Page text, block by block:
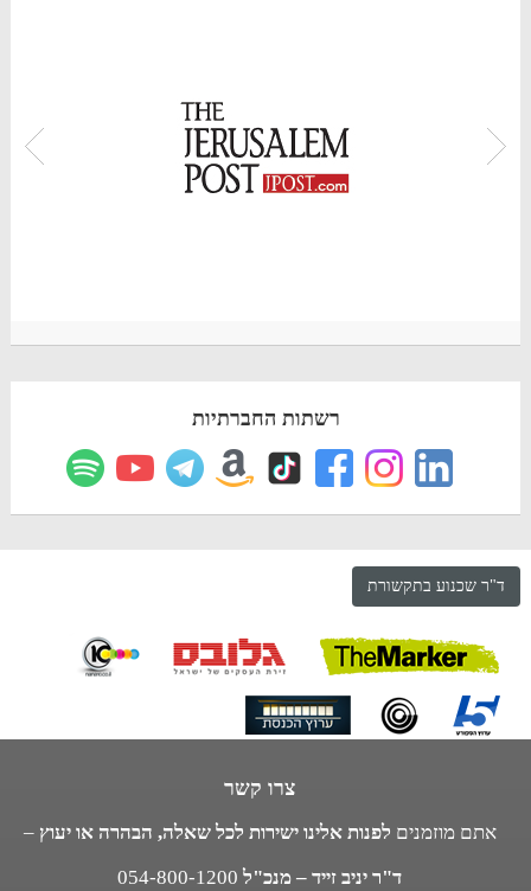
רשתות החברתיות
ד"ר שכנוע בתקשורת
צרו קשר
אתם מוזמנים לפנות אלינו ישירות לכל שאלה, הבהרה או יעוץ –
ד"ר יניב זייד – מנכ"ל 054-800-1200